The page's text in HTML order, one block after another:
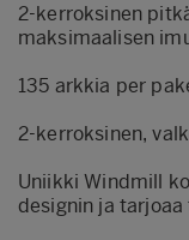
2-kerroksinen
maksimaalisen
135 arkkia per
2-kerroksinen,
Uniikki Windmill
designin ja